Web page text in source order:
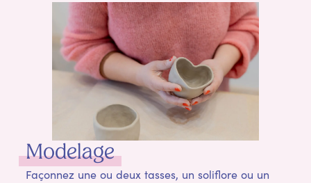
Modelage
Façonnez une ou deux tasses, un soliflore ou un